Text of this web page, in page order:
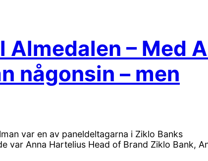
– Med
någonsin – men
var en av paneldeltagarna i Ziklo Banks
var Anna Hartelius Head of Brand Ziklo Bank,